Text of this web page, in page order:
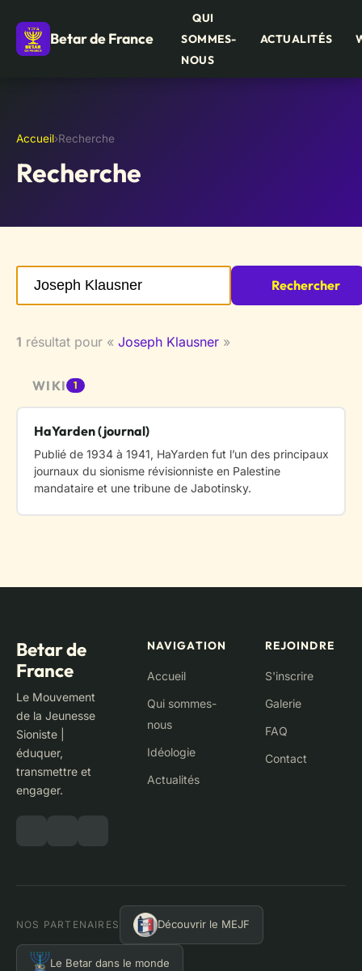
Betar de France
QUI
SOMMES-
NOUS
ACTUALITÉS
Accueil›Recherche
Recherche
Rechercher
1 résultat pour « Joseph Klausner »
WIKI 1
HaYarden (journal)
Publié de 1934 à 1941, HaYarden fut l’un des principaux
journaux du sionisme révisionniste en Palestine
mandataire et une tribune de Jabotinsky.
Betar de
France
Le Mouvement
de la Jeunesse
Sioniste |
éduquer,
transmettre et
engager.
NAVIGATION
Accueil
Qui sommes-
nous
Idéologie
Actualités
REJOINDRE
S'inscrire
Galerie
FAQ
Contact
NOS PARTENAIRES Découvrir le MEJF
Le Betar dans le monde